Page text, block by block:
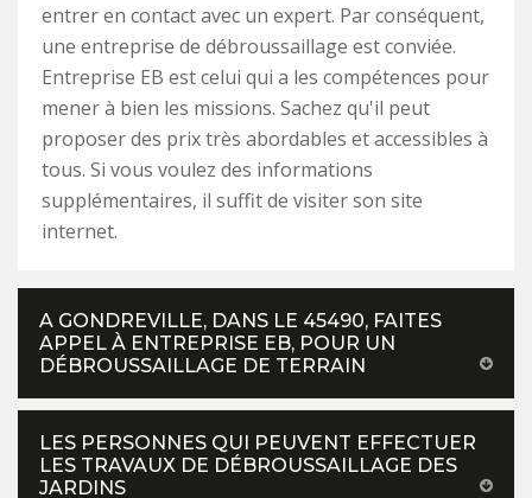
entrer en contact avec un expert. Par conséquent,
une entreprise de débroussaillage est conviée.
Entreprise EB est celui qui a les compétences pour
mener à bien les missions. Sachez qu'il peut
proposer des prix très abordables et accessibles à
tous. Si vous voulez des informations
supplémentaires, il suffit de visiter son site
internet.
A GONDREVILLE, DANS LE 45490, FAITES
APPEL À ENTREPRISE EB, POUR UN
DÉBROUSSAILLAGE DE TERRAIN
LES PERSONNES QUI PEUVENT EFFECTUER
LES TRAVAUX DE DÉBROUSSAILLAGE DES
JARDINS